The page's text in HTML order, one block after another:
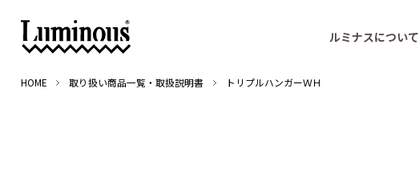
ルミナスについて
HOME 取り扱い商品一覧・取扱説明書 トリプルハンガーＷＨ